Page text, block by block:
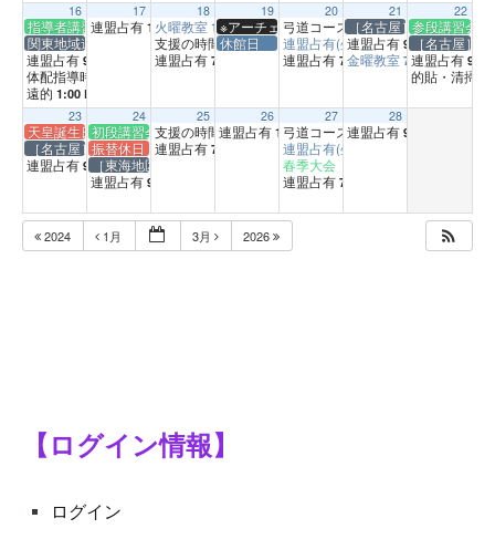
16
指導者講習会（練士六段）（天台）
関東地域連合審査会（中央）
連盟占有 9:00 AM
体配指導時間（基礎編）
遠的 1:00 PM
17
連盟占有 1:00 PM
18
火曜教室 1:00 PM
支援の時間3:00 PM
連盟占有 7:00 PM
19
※アーチェリー場、検査のため使用不可
休館日
20
弓道コース 10:00 AM
連盟占有(坐射の時間) 1:00 PM
連盟占有 7:00 PM
21
［名古屋］定期中央審
連盟占有 9:00 AM
金曜教室 7:00 PM
22
参段講習会
［名古屋］
連盟占有 9:00
的貼・清掃
23
天皇誕生日
［名古屋］定期中央審査会（名古屋市）
連盟占有 9:00 AM
24
初段講習会（天台）
振替休日
［東海地区］練士臨時中央審査会（名古屋市）
連盟占有 9:00 AM
25
支援の時間3:00 PM
連盟占有 7:00 PM
26
連盟占有 1:00 PM
27
弓道コース10:00 AM
連盟占有(坐射の時間)
春季大会（天台）
連盟占有 7:00 PM
28
連盟占有 9:00 AM
2024 1月 3月 2026
【ログイン情報】
ログイン